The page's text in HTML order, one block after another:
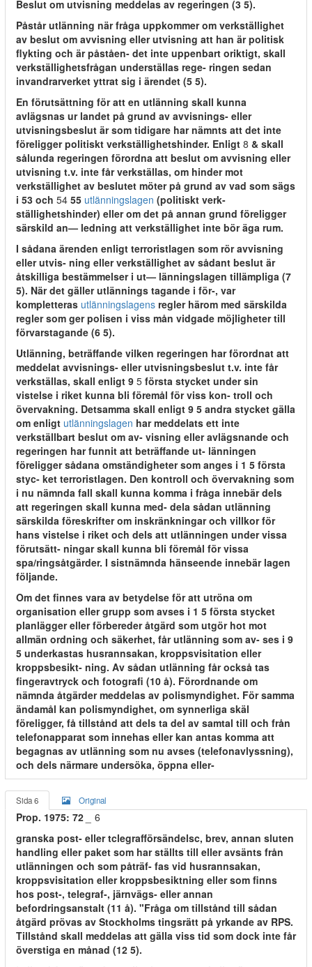
Beslut om utvisning meddelas av regeringen (3 5).
Påstår utlänning när fråga uppkommer om verkställighet
av beslut om avvisning eller utvisning att han är politisk
flykting och är påståen- det inte uppenbart oriktigt, skall
verkställighetsfrågan underställas rege- ringen sedan
invandrarverket yttrat sig i ärendet (5 5).
En förutsättning för att en utlänning skall kunna
avlägsnas ur landet på grund av avvisnings- eller
utvisningsbeslut är som tidigare har nämnts att det inte
föreligger politiskt verkställighetshinder. Enligt 8 & skall
sålunda regeringen förordna att beslut om avvisning eller
utvisning t.v. inte får verkställas, om hinder mot
verkställighet av beslutet möter på grund av vad som sägs
i 53 och 54 55 utlänningslagen (politiskt verk-
ställighetshinder) eller om det på annan grund föreligger
särskild an— ledning att verkställighet inte bör äga rum.
I sådana ärenden enligt terroristlagen som rör avvisning
eller utvis- ning eller verkställighet av sådant beslut är
åtskilliga bestämmelser i ut— länningslagen tillämpliga (7
5). När det gäller utlännings tagande i för-, var
kompletteras utlänningslagens regler härom med särskilda
regler som ger polisen i viss mån vidgade möjligheter till
förvarstagande (6 5).
Utlänning, beträffande vilken regeringen har förordnat att
meddelat avvisnings- eller utvisningsbeslut t.v. inte får
verkställas, skall enligt 9 5 första stycket under sin
vistelse i riket kunna bli föremål för viss kon- troll och
övervakning. Detsamma skall enligt 9 5 andra stycket gälla
om enligt utlänningslagen har meddelats ett inte
verkställbart beslut om av- visning eller avlägsnande och
regeringen har funnit att beträffande ut- länningen
föreligger sådana omständigheter som anges i 1 5 första
styc- ket terroristlagen. Den kontroll och övervakning som
i nu nämnda fall skall kunna komma i fråga innebär dels
att regeringen skall kunna med- dela sådan utlänning
särskilda föreskrifter om inskränkningar och villkor för
hans vistelse i riket och dels att utlänningen under vissa
förutsätt- ningar skall kunna bli föremål för vissa
spa/ringsåtgärder. I sistnämnda hänseende innebär lagen
följande.
Om det finnes vara av betydelse för att utröna om
organisation eller grupp som avses i 1 5 första stycket
planlägger eller förbereder åtgärd som utgör hot mot
allmän ordning och säkerhet, får utlänning som av- ses i 9
5 underkastas husrannsakan, kroppsvisitation eller
kroppsbesikt- ning. Av sådan utlänning får också tas
fingeravtryck och fotografi (10 å). Förordnande om
nämnda åtgärder meddelas av polismyndighet. För samma
ändamål kan polismyndighet, om synnerliga skäl
föreligger, få tillstånd att dels ta del av samtal till och från
telefonapparat som innehas eller kan antas komma att
begagnas av utlänning som nu avses (telefonavlyssning),
och dels närmare undersöka, öppna eller-
Sida 6 Original
Prop. 1975: 72
6
granska post- eller tclegrafförsändelsc, brev, annan sluten
handling eller paket som har ställts till eller avsänts från
utlänningen och som påträf- fas vid husrannsakan,
kroppsvisitation eller kroppsbesiktning eller som finns
hos post-, telegraf-, järnvägs- eller annan
befordringsanstalt (11 å). "Fråga om tillstånd till sådan
åtgärd prövas av Stockholms tingsrätt på yrkande av RPS.
Tillstånd skall meddelas att gälla viss tid som dock inte får
överstiga en månad (12 5).